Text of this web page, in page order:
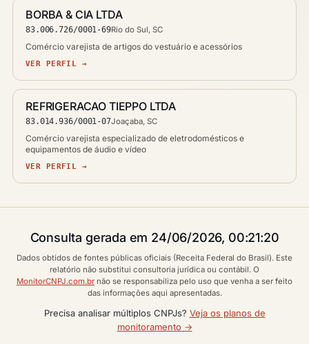
BORBA & CIA LTDA
83.006.726/0001-69Rio do Sul, SC
Comércio varejista de artigos do vestuário e acessórios
VER PERFIL →
REFRIGERACAO TIEPPO LTDA
83.014.936/0001-07Joaçaba, SC
Comércio varejista especializado de eletrodomésticos e
equipamentos de áudio e vídeo
VER PERFIL →
Consulta gerada em 24/06/2026, 00:21:20
Dados obtidos de fontes públicas oficiais (Receita Federal do Brasil). Este
relatório não substitui consultoria jurídica ou contábil. O
MonitorCNPJ.com.br não se responsabiliza pelo uso que venha a ser feito
das informações aqui apresentadas.
Precisa analisar múltiplos CNPJs? Veja os planos de
monitoramento →